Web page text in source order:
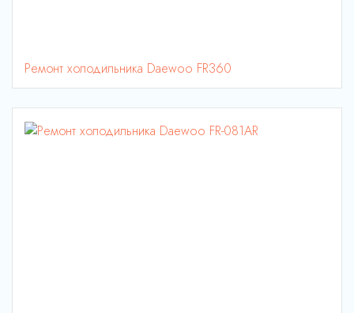
Ремонт холодильника Daewoo FR360